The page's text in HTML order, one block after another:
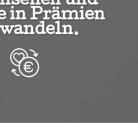
in Prämien